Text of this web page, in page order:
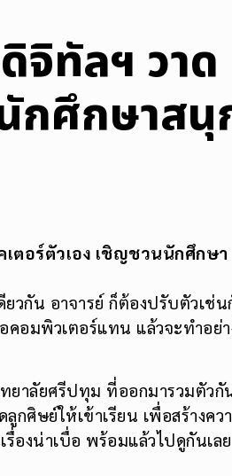
จิทัลฯ วาด
กศึกษาสนุ
ตอร์ตัวเอง เชิญชวนนักศึกษา
วกัน อาจารย์ ก็ต้องปรับตัวเช่
อมพิวเตอร์แทน แล้วจะทำอย่า
ยาลัยศรีปทุม ที่ออกมารวมตัวกั
กศิษย์ให้เข้าเรียน เพื่อสร้างคว
รื่องน่าเบื่อ พร้อมแล้วไปดูกันเลย